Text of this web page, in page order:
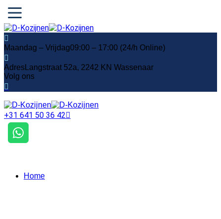
Maandag – Vrijdag09:00 – 17:00 (24/h Online)
Adres Langstraat 52a, 2242 KN Wassenaar
Volg ons
+31 641 50 36 42
Home